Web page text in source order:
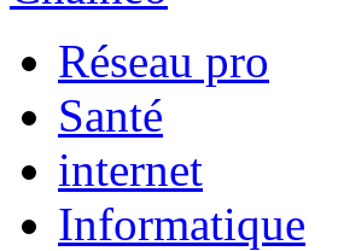
Réseau pro
Santé
internet
Informatique